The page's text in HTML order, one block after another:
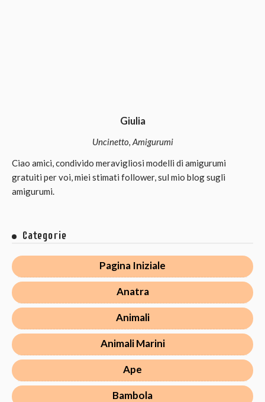
Giulia
Uncinetto, Amigurumi
Ciao amici, condivido meravigliosi modelli di amigurumi
gratuiti per voi, miei stimati follower, sul mio blog sugli
amigurumi.
Categorie
Pagina Iniziale
Anatra
Animali
Animali Marini
Ape
Bambola